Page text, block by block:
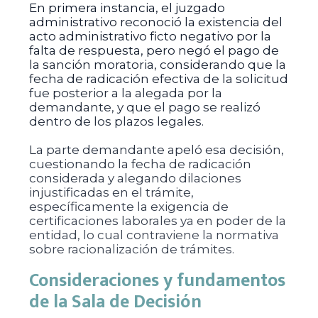
En primera instancia, el juzgado
administrativo reconoció la existencia del
acto administrativo ficto negativo por la
falta de respuesta, pero negó el pago de
la sanción moratoria, considerando que la
fecha de radicación efectiva de la solicitud
fue posterior a la alegada por la
demandante, y que el pago se realizó
dentro de los plazos legales.
La parte demandante apeló esa decisión,
cuestionando la fecha de radicación
considerada y alegando dilaciones
injustificadas en el trámite,
específicamente la exigencia de
certificaciones laborales ya en poder de la
entidad, lo cual contraviene la normativa
sobre racionalización de trámites.
Consideraciones y fundamentos
de la Sala de Decisión